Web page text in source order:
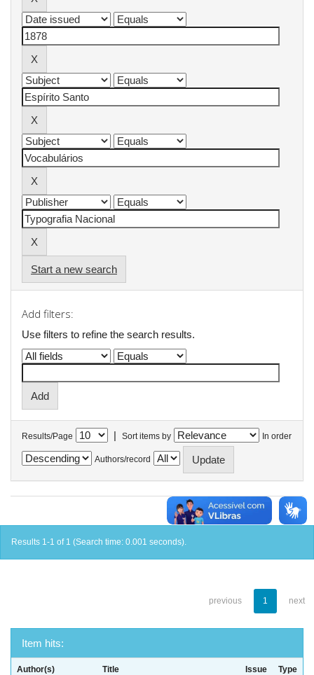
Start a new search
Add filters:
Use filters to refine the search results.
Results/Page | Sort items by In order
Authors/record
Results 1-1 of 1 (Search time: 0.001 seconds).
previous 1 next
Item hits:
Author(s) Title
Issue
Type